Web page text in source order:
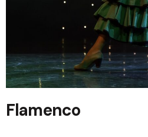
Flamenco